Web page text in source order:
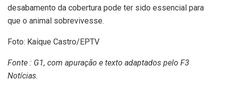
desabamento da cobertura pode ter sido essencial para
que o animal sobrevivesse.
Foto: Kaíque Castro/EPTV
Fonte : G1, com apuração e texto adaptados pelo F3
Notícias.